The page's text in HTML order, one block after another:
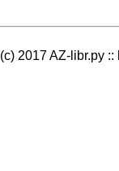
(c) 2017 AZ-libr.ру ::